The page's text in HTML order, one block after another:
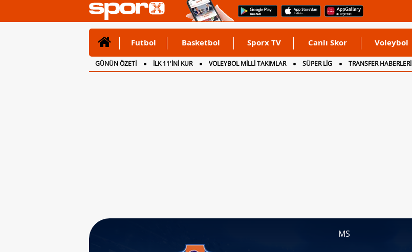
Futbol Basketbol Sporx TV Canlı Skor Voleybol
GÜNÜN ÖZETİ İLK 11'İNİ KUR VOLEYBOL MİLLİ TAKIMLAR SÜPER LİG TRANSFER HABERLERİ
CANLI ANLATIM
İNGİLTERE
MS